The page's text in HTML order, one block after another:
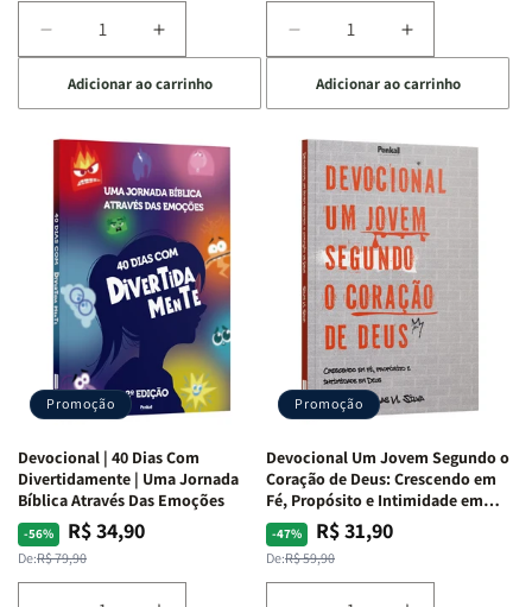
Diminuir
a
quantidade
de
Devocional
Quarto
de
Guerra
Isabelle
S.
Alves
Aumentar
a
quantidade
de
Devocional
Quarto
de
Guerra
|
Isabelle
S.
Alves
Adicionar ao carrinho
Diminuir
a
quantidade
de
Devocional
Café
com
Mulheres
da
Bíblia
Equipe
Teológica
Penkal
Aumentar
a
quantidade
de
Devocional
Café
com
Mulheres
da
Bíblia
|
Equipe
Teológica
Penkal
Adicionar ao carrinho
Promoção
Devocional | 40 Dias Com
Divertidamente | Uma Jornada
Bíblica Através Das Emoções
-56%
Preço
normal
De:R$ 79,90
Preço
promocional
R$ 34,90
Promoção
Devocional Um Jovem Segundo o
Coração de Deus: Crescendo em
Fé, Propósito e Intimidade em
Deus
-47%
Preço
normal
De:R$ 59,90
Preço
promocional
R$ 31,90